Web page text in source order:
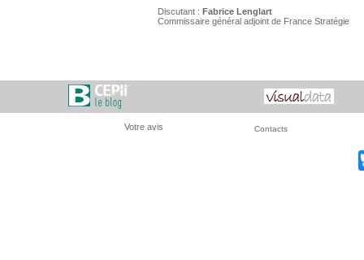
Discutant : Fabrice Lenglart
Commissaire général adjoint de France Stratégie
Votre avis Contacts